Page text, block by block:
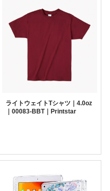
ライトウェイトTシャツ｜4.0oz
｜00083-BBT｜Printstar